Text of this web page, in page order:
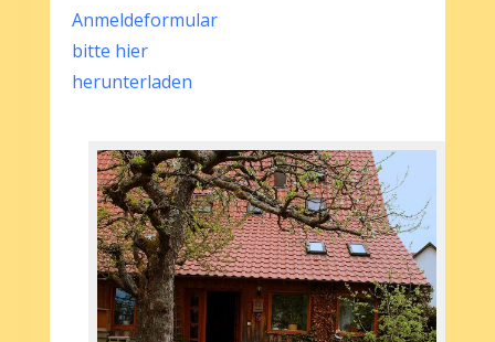
Anmeldeformular
bitte hier
herunterladen